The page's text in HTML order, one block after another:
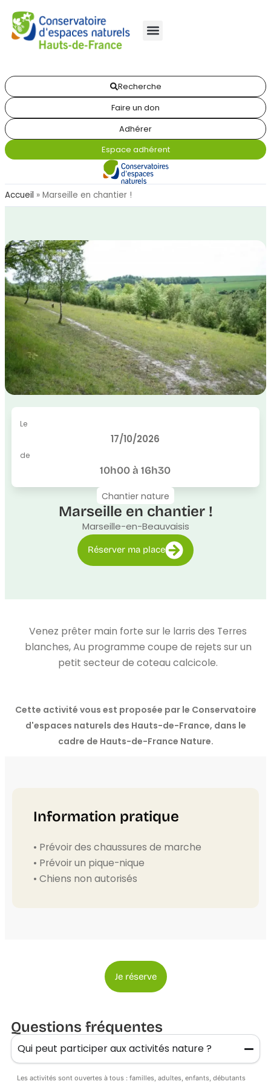
Recherche
Faire un don
Adhérer
Espace adhérent
Accueil » Marseille en chantier !
Le
17/10/2026
de
10h00 à 16h30
Chantier nature
Marseille en chantier !
Marseille-en-Beauvaisis
Réserver ma place
Venez prêter main forte sur le larris des Terres
blanches, Au programme coupe de rejets sur un
petit secteur de coteau calcicole.
Cette activité vous est proposée par le Conservatoire
d'espaces naturels des Hauts-de-France, dans le
cadre de Hauts-de-France Nature.
Information pratique
• Prévoir des chaussures de marche
• Prévoir un pique-nique
• Chiens non autorisés
Je réserve
Questions fréquentes
Qui peut participer aux activités nature ?
Les activités sont ouvertes à tous : familles, adultes, enfants, débutants